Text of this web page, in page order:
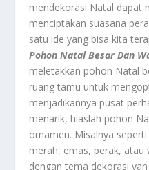
mendekorasi Natal dapat
menciptakan suasana
satu ide yang bisa kita
Pohon Natal Besar Dan
meletakkan pohon Natal
ruang tamu untuk
menjadikannya pusat
menarik, hiaslah pohon
ornamen. Misalnya
merah, emas, perak, atau
dengan tema dekorasi